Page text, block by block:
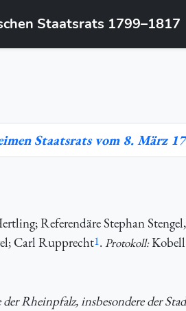
Staatsrats 1799–1817
Staatsrats vom 8. März
Referendäre Stephan
Carl Rupprecht1.Protokoll:
Rheinpfalz, insbesondere der